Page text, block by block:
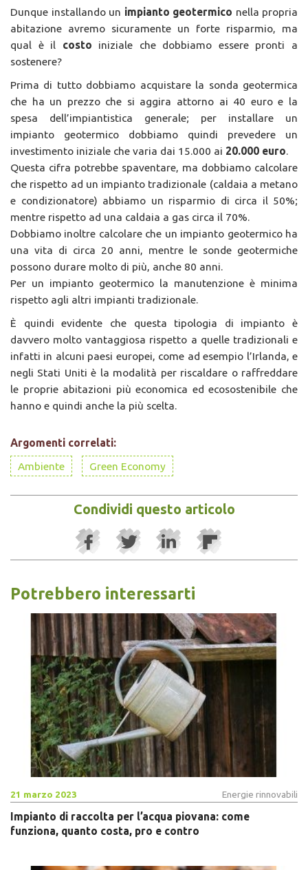
Dunque installando un impianto geotermico nella propria
abitazione avremo sicuramente un forte risparmio, ma
qual è il costo iniziale che dobbiamo essere pronti a
sostenere?
Prima di tutto dobbiamo acquistare la sonda geotermica
che ha un prezzo che si aggira attorno ai 40 euro e la
spesa dell’impiantistica generale; per installare un
impianto geotermico dobbiamo quindi prevedere un
investimento iniziale che varia dai 15.000 ai 20.000 euro.
Questa cifra potrebbe spaventare, ma dobbiamo calcolare
che rispetto ad un impianto tradizionale (caldaia a metano
e condizionatore) abbiamo un risparmio di circa il 50%;
mentre rispetto ad una caldaia a gas circa il 70%.
Dobbiamo inoltre calcolare che un impianto geotermico ha
una vita di circa 20 anni, mentre le sonde geotermiche
possono durare molto di più, anche 80 anni.
Per un impianto geotermico la manutenzione è minima
rispetto agli altri impianti tradizionale.
È quindi evidente che questa tipologia di impianto è
davvero molto vantaggiosa rispetto a quelle tradizionali e
infatti in alcuni paesi europei, come ad esempio l’Irlanda, e
negli Stati Uniti è la modalità per riscaldare o raffreddare
le proprie abitazioni più economica ed ecosostenibile che
hanno e quindi anche la più scelta.
Argomenti correlati:
Ambiente
Green Economy
Condividi questo articolo
Potrebbero interessarti
21 marzo 2023 Energie rinnovabili
Impianto di raccolta per l’acqua piovana: come
funziona, quanto costa, pro e contro